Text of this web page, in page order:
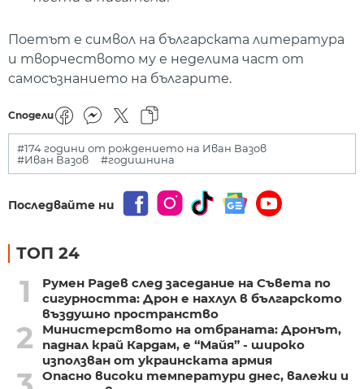
Поетът е символ на българската литература
и творчеството му е неделима част от
самосъзнанието на българите.
Сподели
#174 години от рождението на Иван Вазов
#Иван Вазов
#годишнина
Последвайте ни
ТОП 24
1
Румен Радев след заседание на Съвета по
сигурността: Дрон е нахлул в българското
въздушно пространство
2
Министерството на отбраната: Дронът,
паднал край Кардам, е “Майя” - широко
използван от украинската армия
Опасно високи температури днес, валежи и